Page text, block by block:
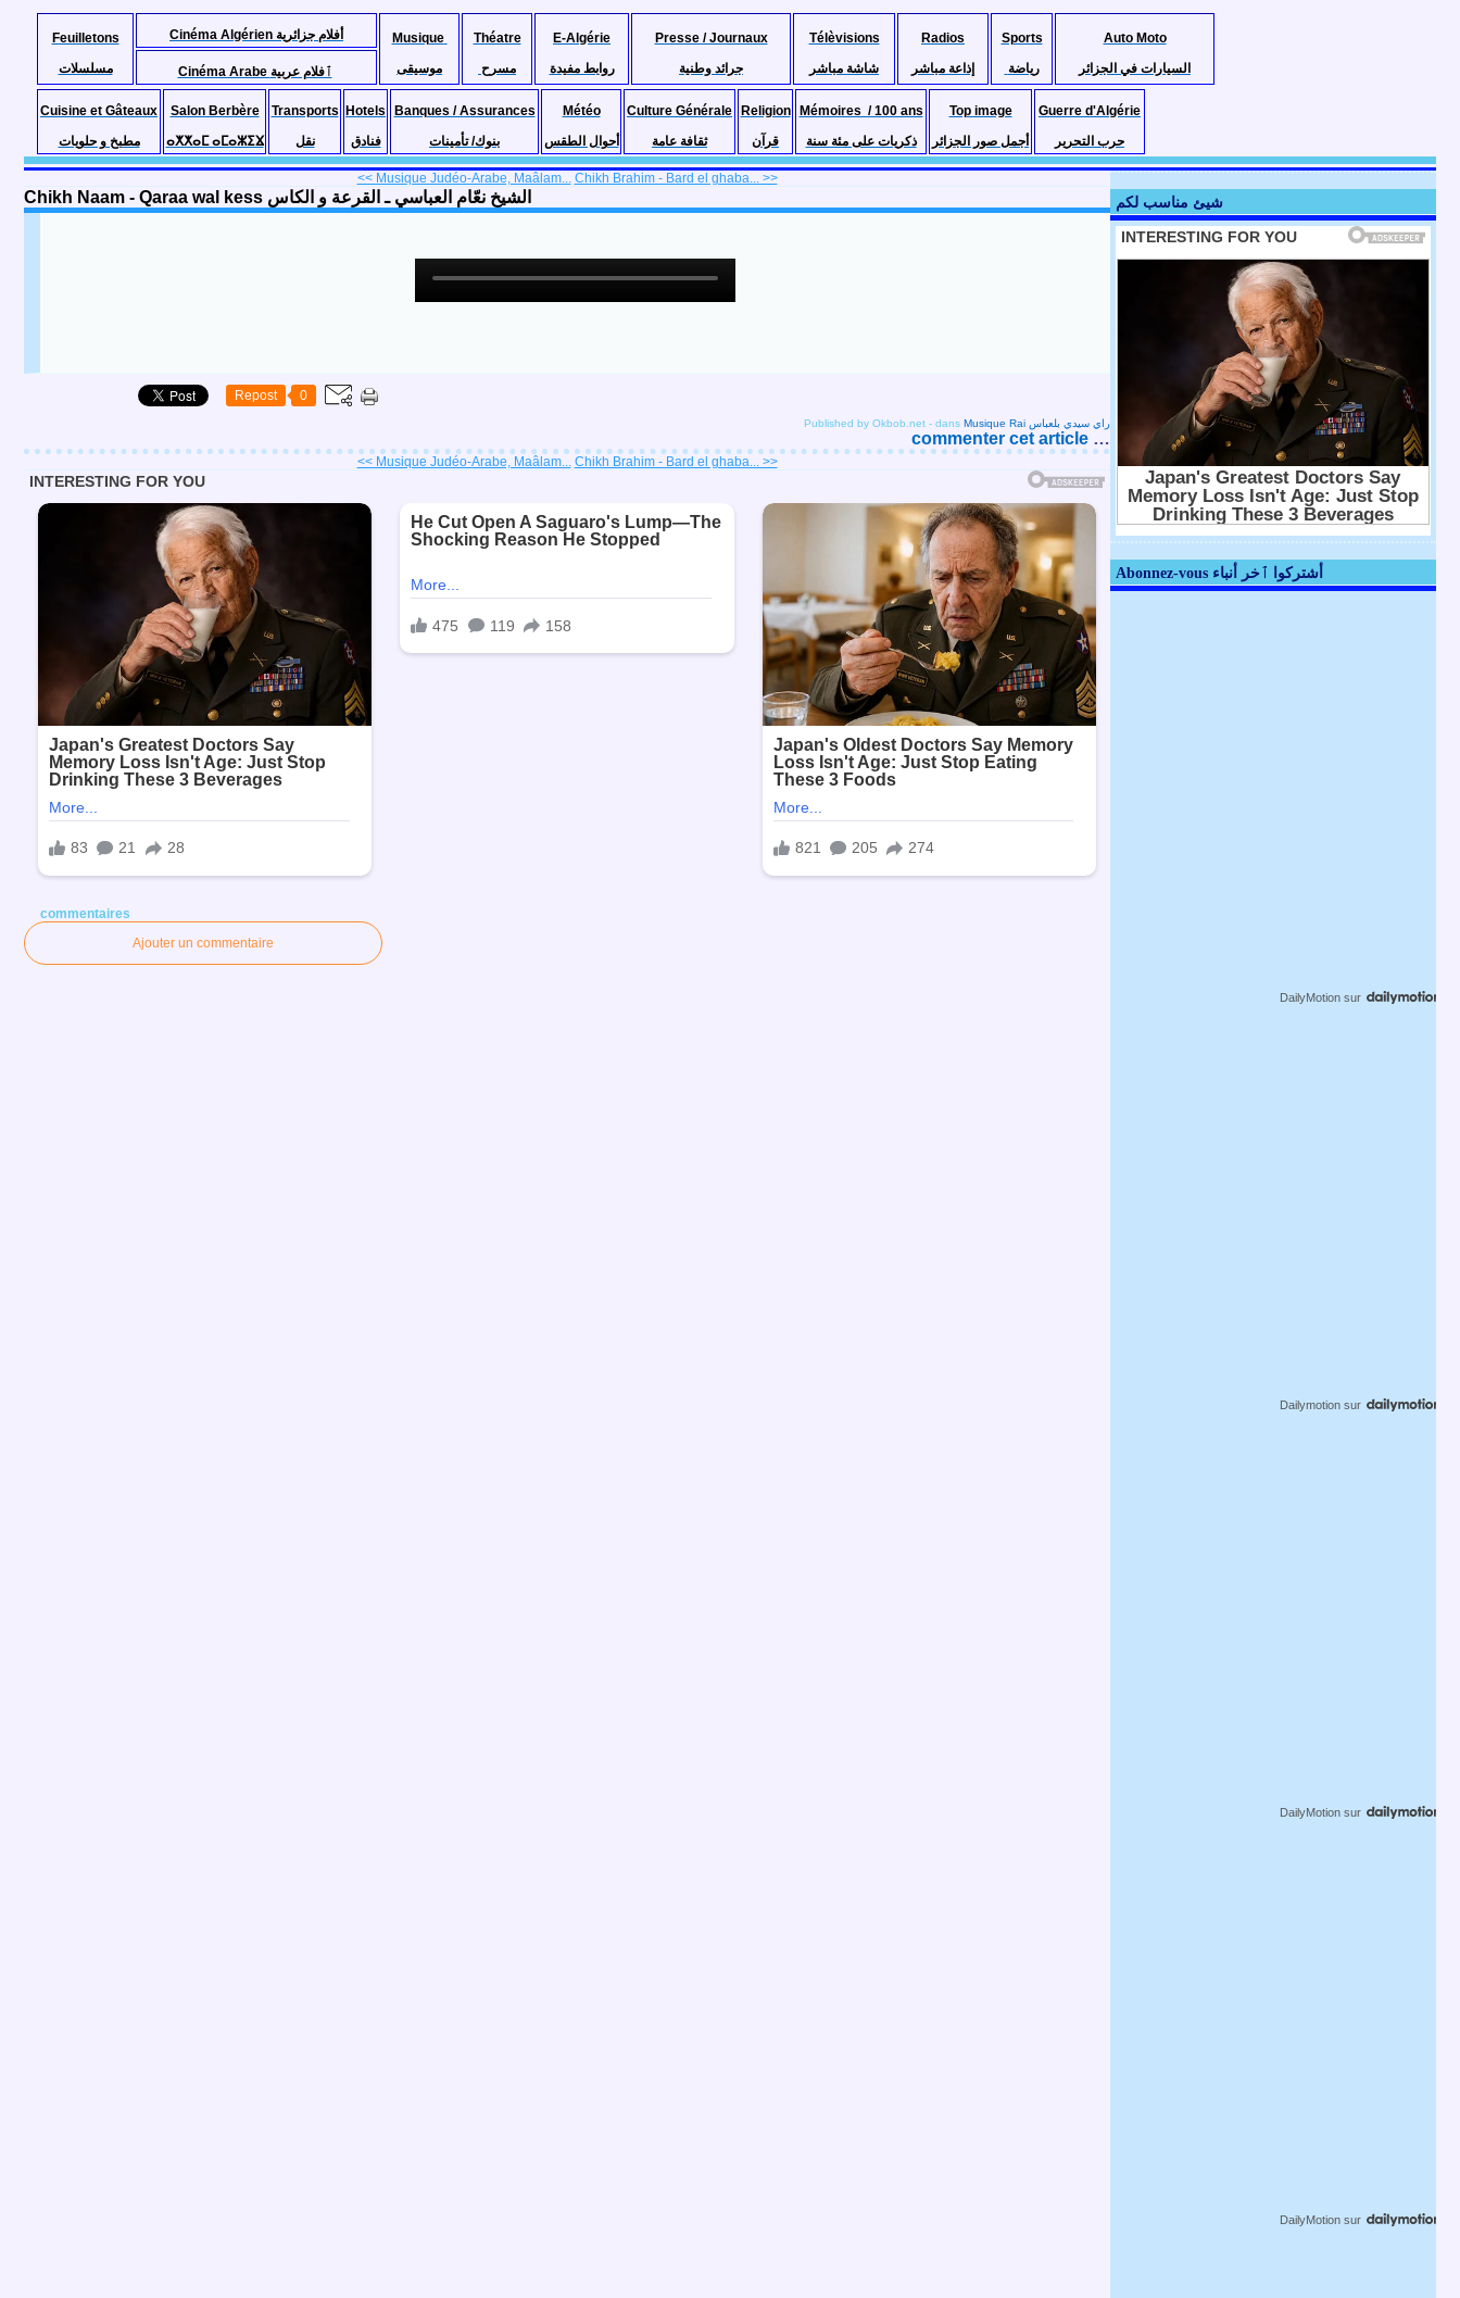
Feuilletons
مسلسلات
Cinéma Algérien أفلام جزائرية
Musique
موسيقى
Théatre
مسرح
E-Algérie
روابط مفيدة
Presse / Journaux
جرائد وطنية
Télèvisions
شاشة مباشر
Radios
إذاعة مباشر
Sports
رياضة
Auto Moto
السيارات في الجزائر
Cinéma Arabe ٱفلام عربية
Cuisine et Gâteaux
مطبخ و حلويات
Salon Berbère
ⴰⵅⵅⴰⵎ ⴰⵎⴰⵣⵉⴴ
Transports
نقل
Hotels
فنادق
Banques / Assurances
بنوك/ تأمينات
Météo
أحوال الطقس
Culture Générale
ثقافة عامة
Religion
قرآن
Mémoires / 100 ans
ذكريات على مئة سنة
Top image
أجمل صور الجزائر
Guerre d'Algérie
حرب التحرير
<< Musique Judéo-Arabe, Maâlam... Chikh Brahim - Bard el ghaba... >>
Chikh Naam - Qaraa wal kess الشيخ نعّام العباسي ـ القرعة و الكاس
Repost 0
Published by Okbob.net - dans Musique Rai راي سيدي بلعباس
commenter cet article …
<< Musique Judéo-Arabe, Maâlam... Chikh Brahim - Bard el ghaba... >>
commentaires
Ajouter un commentaire
شيئ مناسب لكم
Abonnez-vous أشتركوا ٱخر أنباء
DailyMotion sur
Dailymotion sur
DailyMotion sur
DailyMotion sur